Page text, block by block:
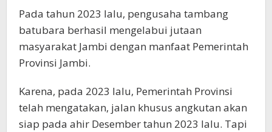
Pada tahun 2023 lalu, pengusaha tambang
batubara berhasil mengelabui jutaan
masyarakat Jambi dengan manfaat Pemerintah
Provinsi Jambi.
Karena, pada 2023 lalu, Pemerintah Provinsi
telah mengatakan, jalan khusus angkutan akan
siap pada ahir Desember tahun 2023 lalu. Tapi